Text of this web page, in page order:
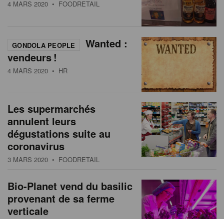
4 MARS 2020 • FOODRETAIL
GONDOLA PEOPLE
Wanted :
vendeurs !
4 MARS 2020 • HR
Les supermarchés
annulent leurs
dégustations suite au
coronavirus
3 MARS 2020 • FOODRETAIL
Bio-Planet vend du basilic
provenant de sa ferme
verticale